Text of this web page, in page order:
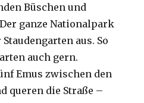
Büschen und
ganze Nationalpark
aus. So
auch gern.
Emus zwischen den
queren die Straße –